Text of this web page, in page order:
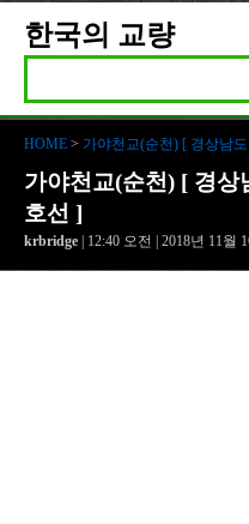
한국의 교량
HOME > 가야천교(순천) [ 경상남
가야천교(순천) [ 경상
호선 ]
krbridge | 12:40 오전 | 2018년 11월